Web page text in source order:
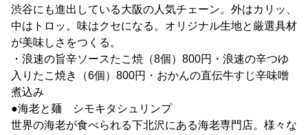
渋谷にも進出している大阪の人気チェーン。外はカリッ、
中はトロッ。味はクセになる。オリジナル生地と厳選具材
が美味しさをつくる。
・浪速の旨辛ソースたこ焼（8個）800円・浪速の辛つゆ
入りたこ焼き（6個）800円・おかんの直伝牛すじ辛味噌
煮込み
●海老と麺 シモキタシュリンプ
世界の海老が食べられる下北沢にある海老専門店。様々な